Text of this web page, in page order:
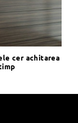
cer achitarea